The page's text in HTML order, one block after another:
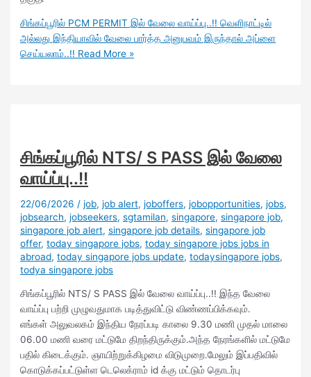
சிங்கப்பூரில் PCM PERMIT இல் வேலை வாய்ப்பு..!! வெளிநாட்டில்
அல்லது இந்தியாவில் வேலை பார்த்த அனுபவம் இருந்தால் அப்ளை
செய்யலாம்..!! Read More »
சிங்கப்பூரில் NTS/ S PASS இல் வேலை
வாய்ப்பு..!!
22/06/2026 /job,job alert,joboffers,jobopportunities,jobs,
jobsearch,jobseekers,sgtamilan,singapore,singapore job,
singapore job alert,singapore job details,singapore job
offer,today singapore jobs,today singapore jobs jobs in
abroad,today singapore jobs update,todaysingapore jobs,
todya singapore jobs
சிங்கப்பூரில் NTS/ S PASS இல் வேலை வாய்ப்பு..!! இந்த வேலை
வாய்ப்பு பற்றி முழுவதுமாக படித்துவிட்டு விண்ணப்பிக்கவும்.
எங்கள் அலுவலகம் இந்திய நேரப்படி காலை 9.30 மணி முதல் மாலை
06.00 மணி வரை மட்டுமே திறந்திருக்கும்.அந்த நேரங்களில் மட்டுமே
பதில் கிடைக்கும். ஞாயிற்றுக்கிழமை விடுமுறை.மேலும் இப்பதிவில்
கொடுக்கப்பட்டுள்ள டெலெக்ராம் id க்கு மட்டும் தொடர்பு